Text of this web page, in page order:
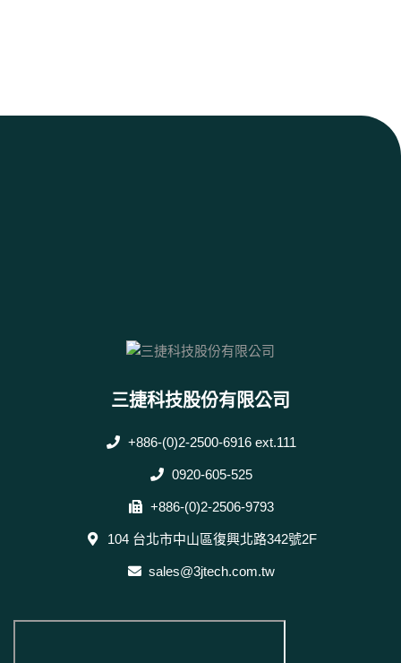
三捷科技股份有限公司
+886-(0)2-2500-6916 ext.111
0920-605-525
+886-(0)2-2506-9793
104 台北市中山區復興北路342號2F
sales@3jtech.com.tw